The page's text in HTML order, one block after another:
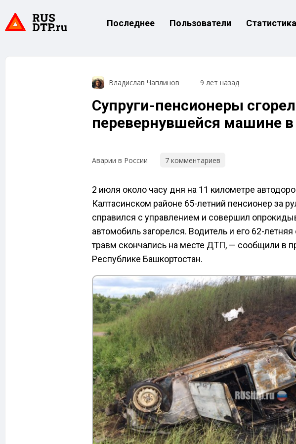
Последнее Пользователи
Владислав Чаплинов 9 лет назад
Супруги-пенсионеры
перевернувшейся машине
Аварии в России 7 комментариев
2 июля около часу дня на 11 километре
Калтасинском районе 65-летний пенсионер за
справился с управлением и совершил
автомобиль загорелся. Водитель и его 62-
травм скончались на месте ДТП, — сообщили в
Республике Башкортостан.